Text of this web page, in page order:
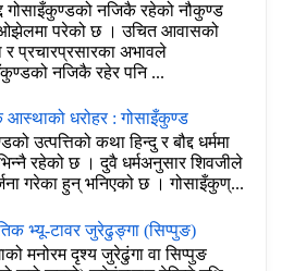
गोसाइँकुण्डको नजिकै रहेको नौकुण्ड
ओझेलमा परेको छ । उचित आवासको
र प्रचारप्रसारका अभावले
नजिकै रहेर पनि ...
आस्थाको धरोहर : गोसाइँकुण्ड
उत्पत्तिको कथा हिन्दु र बौद्द धर्ममा
रहेको छ । दुवै धर्मअनुसार शिवजीले
गरेका हुन् भनिएको छ । गोसाइँकुण्...
भ्यू-टावर जुरेढुङ्गा (सिप्पुङ)
मनोरम दृश्य जुरेढुंगा वा सिप्पुङ